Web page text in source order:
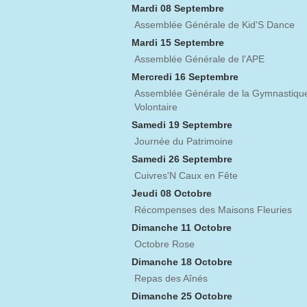
Mardi 08 Septembre
Assemblée Générale de Kid'S Dance
Mardi 15 Septembre
Assemblée Générale de l'APE
Mercredi 16 Septembre
Assemblée Générale de la
Volontaire
Samedi 19 Septembre
Journée du Patrimoine
Samedi 26 Septembre
Cuivres'N Caux en Fête
Jeudi 08 Octobre
Récompenses des Maisons Fleuries
Dimanche 11 Octobre
Octobre Rose
Dimanche 18 Octobre
Repas des Aînés
Dimanche 25 Octobre